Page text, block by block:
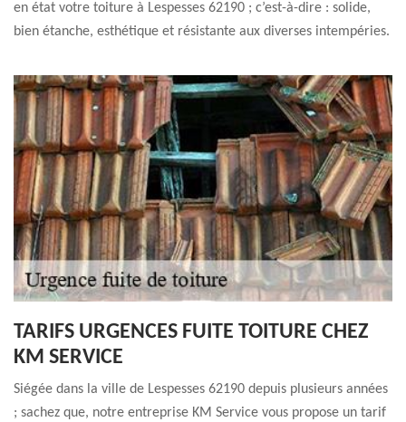
en état votre toiture à Lespesses 62190 ; c’est-à-dire : solide,
bien étanche, esthétique et résistante aux diverses intempéries.
TARIFS URGENCES FUITE TOITURE CHEZ
KM SERVICE
Siégée dans la ville de Lespesses 62190 depuis plusieurs années
; sachez que, notre entreprise KM Service vous propose un tarif